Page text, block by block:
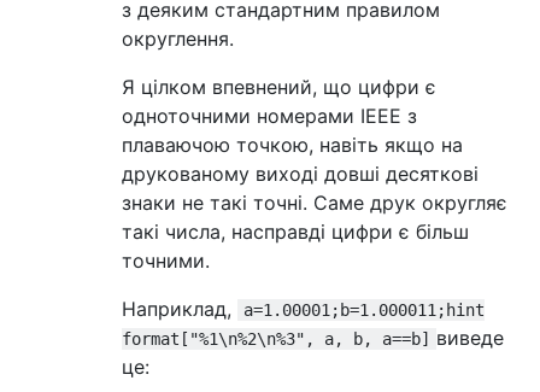
з деяким стандартним правилом
округлення.
Я цілком впевнений, що цифри є
одноточними номерами IEEE з
плаваючою точкою, навіть якщо на
друкованому виході довші десяткові
знаки не такі точні. Саме друк округляє
такі числа, насправді цифри є більш
точними.
Наприклад,
a=1.00001;b=1.000011;hint
format["%1\n%2\n%3", a, b, a==b]
виведе
це: